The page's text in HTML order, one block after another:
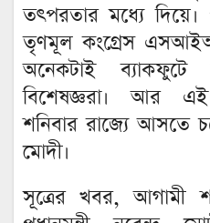
তৎপরতার মধ্যে
তৃণমূল কংগ্রেস
অনেকটাই
বিশেষজ্ঞরা। আর এই
শনিবার রাজ্যে আসতে
মোদী।
সূত্রের খবর, আগামী